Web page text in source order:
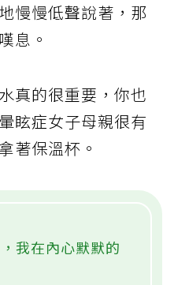
慢慢低聲說著，那
息。
真的很重要，你也
眩症女子母親很有
著保溫杯。
我在內心默默的